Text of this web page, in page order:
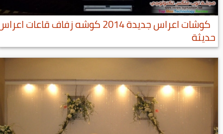
كوشات اعراس جديدة 2014 كوشه زفاف قاعات
حديثة